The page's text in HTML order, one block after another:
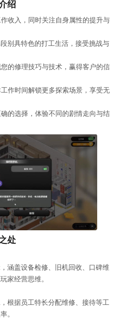
绍
收入，同时关注自身属性的提升与
别具特色的打工生活，接受挑战与
的修理技巧与技术，赢得客户的信
作时间解锁更多探索场景，享受无
的选择，体验不同的剧情走向与结
处
涵盖设备检修、旧机回收、口碑维
家经营思维。
根据员工特长分配维修、接待等工
。